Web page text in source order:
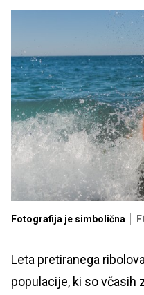
Fotografija je simbolična
Leta pretiranega
populacije, ki so včasih